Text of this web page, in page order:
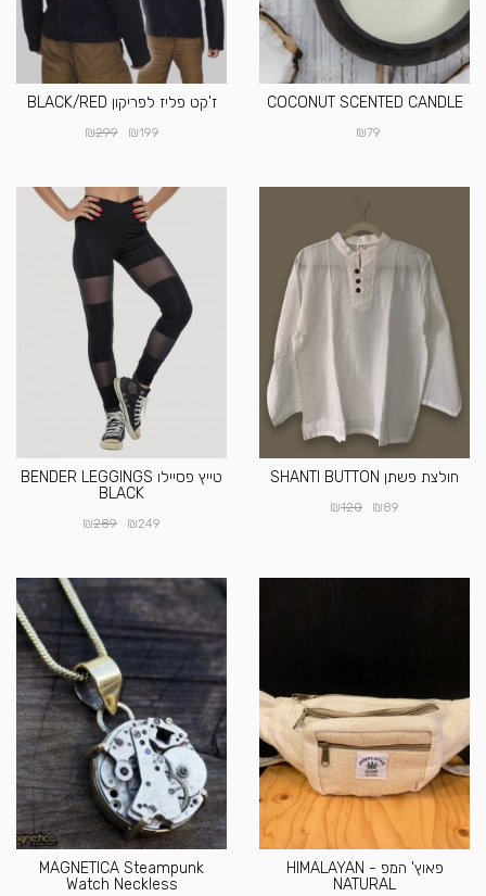
COCONUT SCENTED CANDLE
₪79
ז'קט פליז לפריקון BLACK/RED
₪199
₪299
חולצת פשתן SHANTI BUTTON
₪89
₪120
טייץ פסיילו BENDER LEGGINGS
BLACK
₪249
₪289
פאוץ' המפ - HIMALAYAN
NATURAL
MAGNETICA Steampunk
Watch Neckless